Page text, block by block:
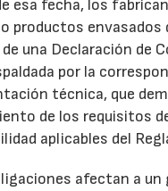
esa fecha, los
productos envasados
una Declaración de
por la
técnica, que
de los requisitos
aplicables del
afectan a un